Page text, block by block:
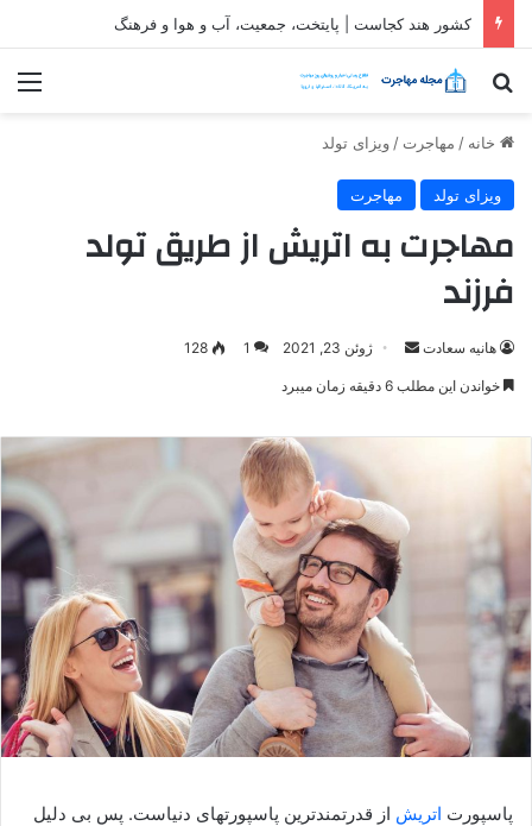
کشور هند کجاست | پایتخت، جمعیت، آب و هوا و فرهنگ
جستجو برای
خانه / مهاجرت / ویزای تولد
ویزای تولد مهاجرت
مهاجرت به اتریش از طریق تولد
فرزند
هانیه سعادت
ارسالژوئن 23, 2021 1
128
خواندن این مطلب 6 دقیقه زمان میبرد
پاسپورت اتریش از قدرتمندترین پاسپورتهای دنیاست. پس بی دلیل